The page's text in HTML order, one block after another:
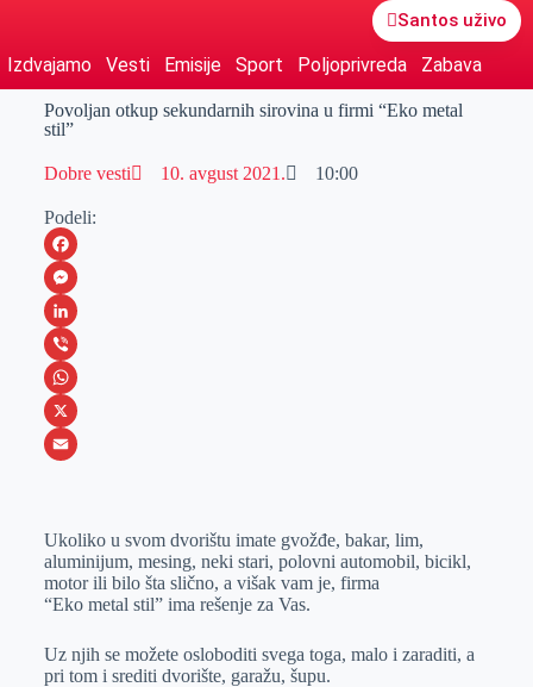
Santos uživo
Izdvajamo Vesti Emisije Sport Poljoprivreda Zabava
Povoljan otkup sekundarnih sirovina u firmi “Eko metal
stil”
Dobre vesti 10. avgust 2021. 10:00
Podeli:
F
a
c
e
b
o
M
e
s
s
e
e
r
L
i
n
k
I
n
V
i
b
W
h
s
A
p
p
X
a
i
Ukoliko u svom dvorištu imate gvožđe, bakar, lim,
aluminijum, mesing, neki stari, polovni automobil, bicikl,
motor ili bilo šta slično, a višak vam je, firma
“Eko metal stil” ima rešenje za Vas.
Uz njih se možete osloboditi svega toga, malo i zaraditi, a
pri tom i srediti dvorište, garažu, šupu.